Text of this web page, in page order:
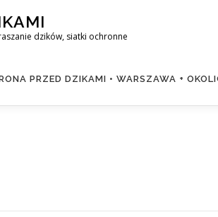
dzików, siatki ochronne
PRZED DZIKAMI • WARSZAWA +